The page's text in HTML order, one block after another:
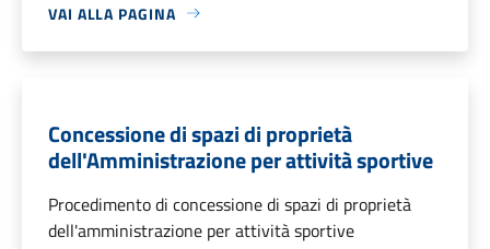
VAI ALLA PAGINA
Concessione di spazi di proprietà
dell'Amministrazione per attività sportive
Procedimento di concessione di spazi di proprietà
dell'amministrazione per attività sportive